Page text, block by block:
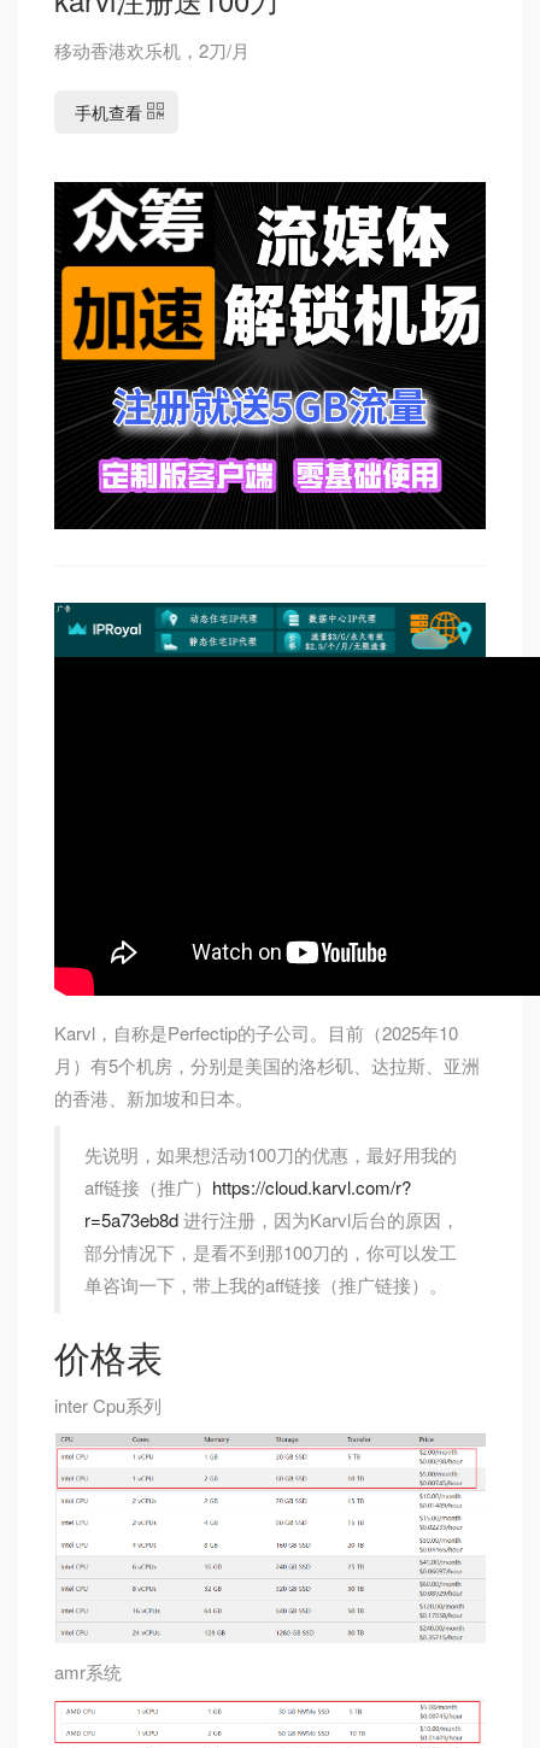
移动香港欢乐机，2刀/月
手机查看
Karvl，自称是Perfectip的子公司。目前（2025年10
月）有5个机房，分别是美国的洛杉矶、达拉斯、亚洲
的香港、新加坡和日本。
先说明，如果想活动100刀的优惠，最好用我的
aff链接（推广） https://cloud.karvl.com/r?
r=5a73eb8d进行注册，因为Karvl后台的原因，
部分情况下，是看不到那100刀的，你可以发工
单咨询一下，带上我的aff链接（推广链接）。
价格表
inter Cpu系列
amr系统